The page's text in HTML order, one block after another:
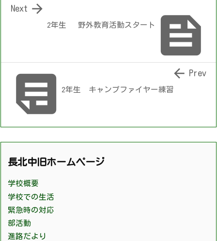

2年生 野外教育活動スタート

Next
2年生 キャンプファイヤー練習
 Prev
長北中旧ホームページ
学校概要
学校での生活
緊急時の対応
部活動
進路だより